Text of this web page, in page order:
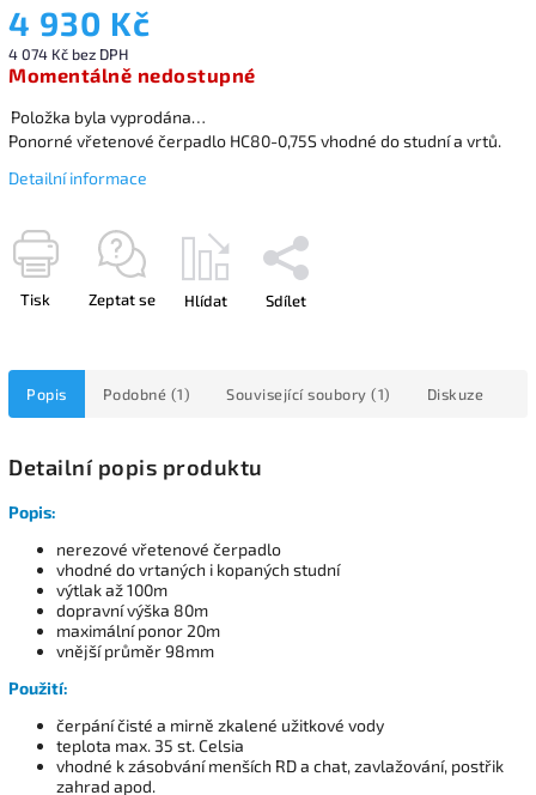
4 930 Kč
4 074 Kč bez DPH
Momentálně nedostupné
Položka byla vyprodána…
Ponorné vřetenové čerpadlo HC80-0,75S vhodné do studní a vrtů.
Detailní informace
Tisk Zeptat se Hlídat Sdílet
Popis Podobné (1) Související soubory (1) Diskuze
Detailní popis produktu
Popis:
nerezové vřetenové čerpadlo
vhodné do vrtaných i kopaných studní
výtlak až 100m
dopravní výška 80m
maximální ponor 20m
vnější průměr 98mm
Použití:
čerpání čisté a mirně zkalené užitkové vody
teplota max. 35 st. Celsia
vhodné k zásobvání menších RD a chat, zavlažování, postřik
zahrad apod.